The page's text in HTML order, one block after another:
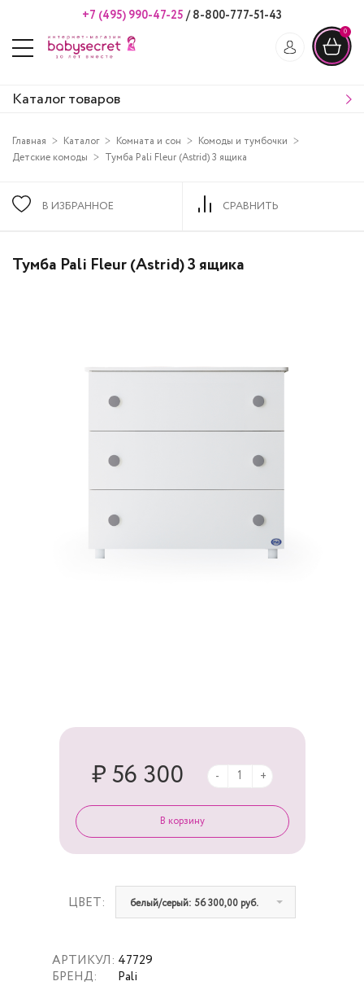
+7 (495) 990-47-25 /8-800-777-51-43
0
Каталог товаров
Главная Каталог Комната и сон
Комоды и тумбочки
Детские комоды
Тумба Pali Fleur (Astrid) 3 ящика
В ИЗБРАННОЕ СРАВНИТЬ
Тумба Pali Fleur (Astrid) 3 ящика
АРТИКУЛ:
БРЕНД:
47729
Pali
ЦВЕТ: белый/серый: 56 300,00 руб.
₽ 56 300 - +